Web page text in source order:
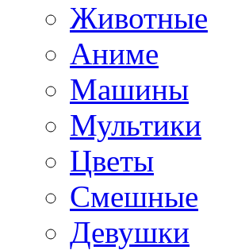
Животные
Аниме
Машины
Мультики
Цветы
Смешные
Девушки